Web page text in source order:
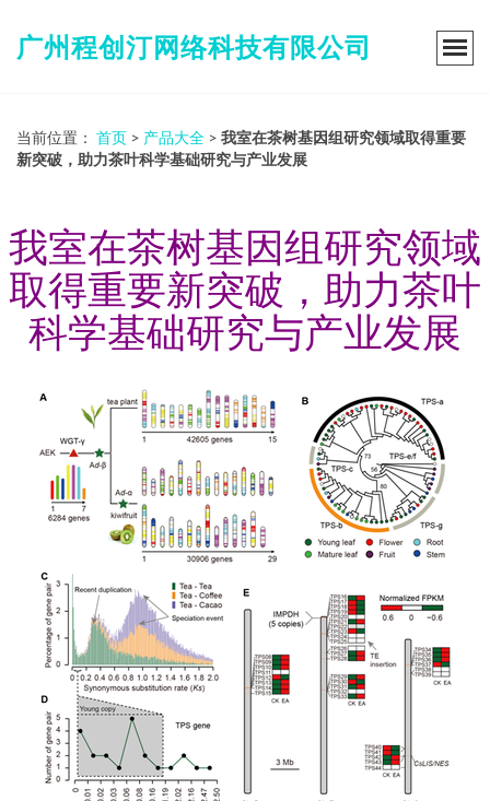
广州程创汀网络科技有限公司
当前位置： 首页 > 产品大全 > 我室在茶树基因组研究领域取得重要
新突破，助力茶叶科学基础研究与产业发展
我室在茶树基因组研究领域
取得重要新突破，助力茶叶
科学基础研究与产业发展